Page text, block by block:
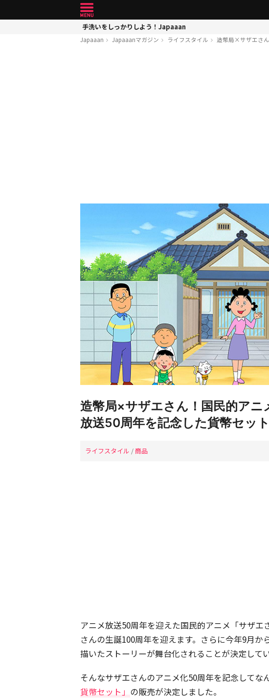
手洗いをしっかりしよう！Japaaan
Japaaan Japaaanマガジン ライフスタイル 造幣局×サザエさ
造幣局×サザエさん！国民的アニ
放送50周年を記念した貨幣セッ
ライフスタイル / 商品
アニメ放送50周年を迎えた国民的アニメ「サザ
さんの生誕100周年を迎えます。さらに今年9月か
描いたストーリーが舞台化されることが決定してい
そんなサザエさんのアニメ化50周年を記念してな
貨幣セット」 の販売が決定しました。